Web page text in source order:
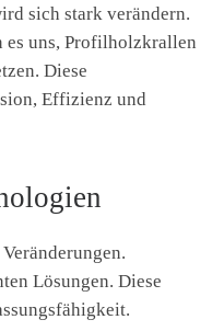
sich stark verändern.
es uns, Profilholzkrallen
Diese
Effizienz und
Lösungen. Diese